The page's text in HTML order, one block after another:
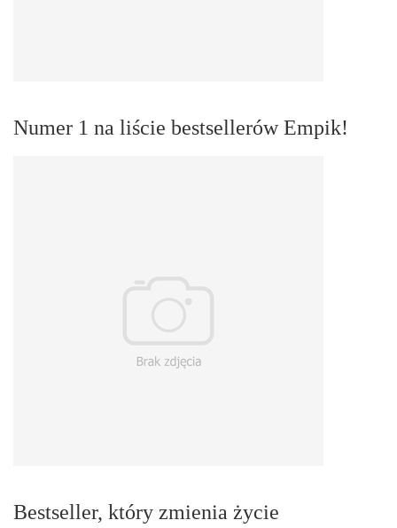
Numer 1 na liście bestsellerów Empik!
Bestseller, który zmienia życie